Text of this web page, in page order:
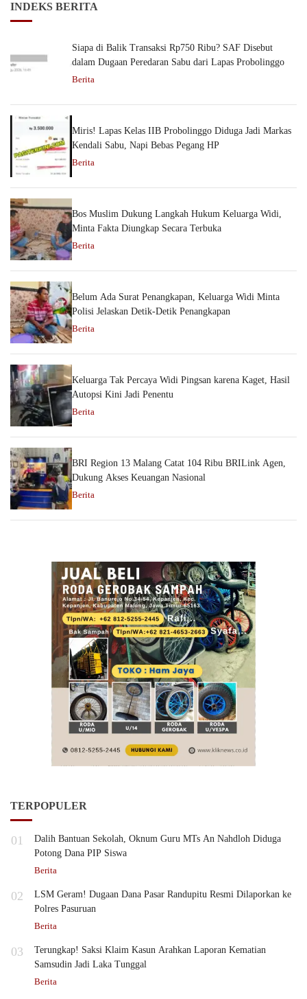
INDEKS BERITA
Siapa di Balik Transaksi Rp750 Ribu? SAF Disebut
dalam Dugaan Peredaran Sabu dari Lapas Probolinggo
Berita
Miris! Lapas Kelas IIB Probolinggo Diduga Jadi Markas
Kendali Sabu, Napi Bebas Pegang HP
Berita
Bos Muslim Dukung Langkah Hukum Keluarga Widi,
Minta Fakta Diungkap Secara Terbuka
Berita
Belum Ada Surat Penangkapan, Keluarga Widi Minta
Polisi Jelaskan Detik-Detik Penangkapan
Berita
Keluarga Tak Percaya Widi Pingsan karena Kaget, Hasil
Autopsi Kini Jadi Penentu
Berita
BRI Region 13 Malang Catat 104 Ribu BRILink Agen,
Dukung Akses Keuangan Nasional
Berita
TERPOPULER
01
Dalih Bantuan Sekolah, Oknum Guru MTs An Nahdloh Diduga
Potong Dana PIP Siswa
Berita
02
LSM Geram! Dugaan Dana Pasar Randupitu Resmi Dilaporkan ke
Polres Pasuruan
Berita
03
Terungkap! Saksi Klaim Kasun Arahkan Laporan Kematian
Samsudin Jadi Laka Tunggal
Berita